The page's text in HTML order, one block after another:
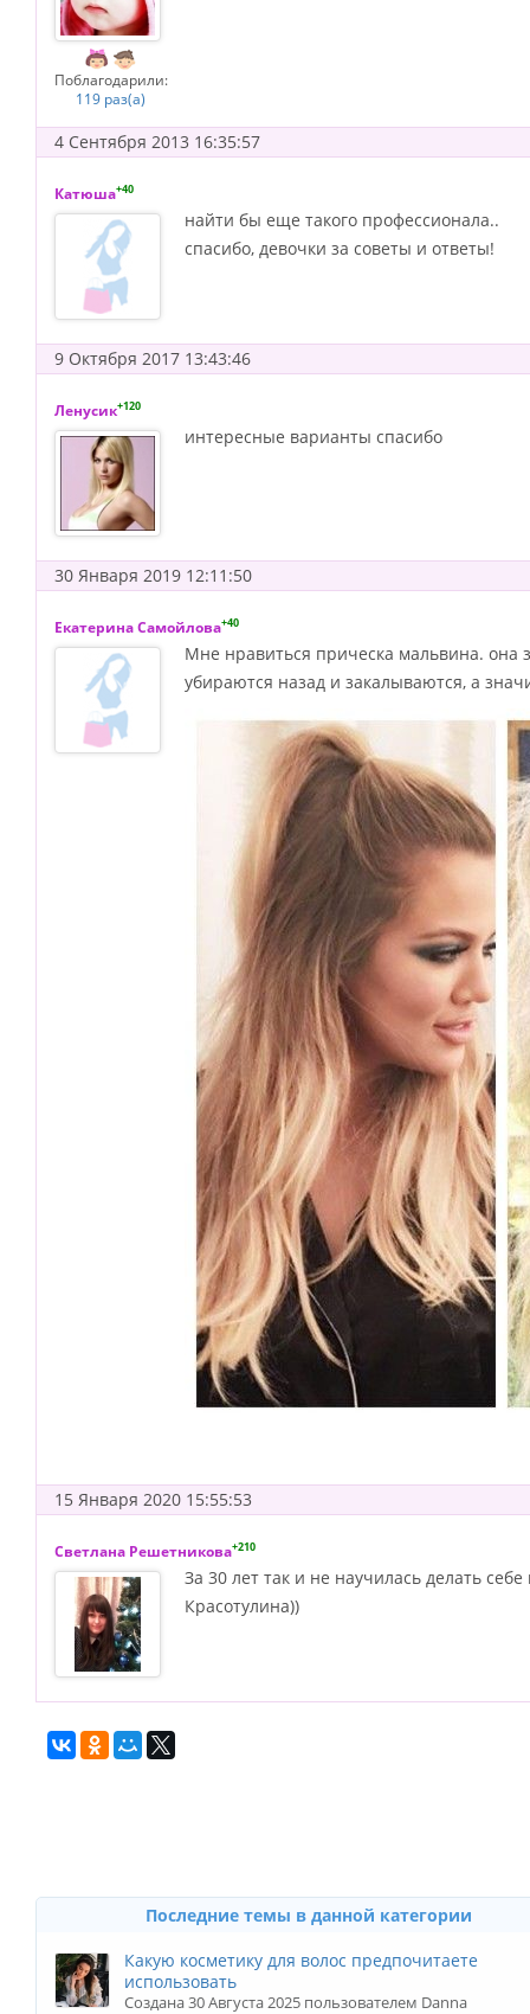
Поблагодарили:
119 раз(а)
4 Сентября 2013 16:35:57
Катюша+40
найти бы еще такого профессионала..
спасибо, девочки за советы и ответы!
9 Октября 2017 13:43:46
Ленусик+120
интересные варианты спасибо
30 Января 2019 12:11:50
Екатерина Самойлова+40
Мне нравиться прическа мальвина. она
убираются назад и закалываются, а
15 Января 2020 15:55:53
Светлана Решетникова+210
За 30 лет так и не научилась делать
Красотулина))
Последние темы в данной категории
Какую косметику для волос предпочитаете
использовать
Создана 30 Августа 2025 пользователем Danna